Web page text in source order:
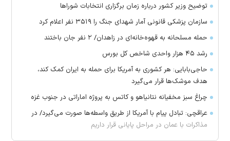
توضیح وزیر کشور درباره زمان برگزاری انتخابات شورا‌ها
سازمان پزشکی قانونی آمار شهدای جنگ را ۳۵۱۹ نفر اعلام کرد
حمله مسلحانه به قهوه‌خانه‌ای در زاهدان/ ۲ نفر جان باختند
رشد ۴۵ هزار واحدی شاخص کل بورس
حاجی‌بابایی: هر کشوری به آمریکا برای حمله به ایران کمک کند،
هدف موشک‌ها قرار می‌گیرد
چراغ سبز مخفیانه نتانیاهو و کاتس به پروژه اماراتی در جنوب غزه
عراقچی: تبادل پیام با آمریکا از طریق واسطه‌ها صورت می‌گیرد/ در
مذاکرات با عمان در مراحل پایانی قرار داریم